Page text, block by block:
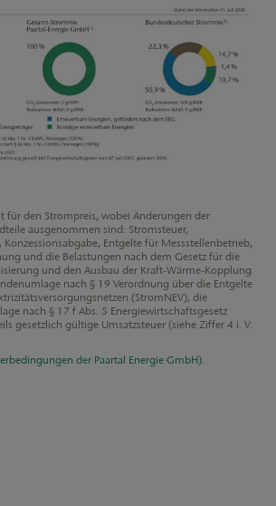
für den Strompreis, wobei Änderungen der
ausgenommen sind: Stromsteuer,
Entgelte für Messstellenbetrieb,
und die Belastungen nach dem Gesetz für die
und den Ausbau der Kraft-Wärme-Kopplung
nach § 19 Verordnung über die Entgelte
(StromNEV), die
nach § 17 f Abs. 5 Energiewirtschaftsgesetz
gesetzlich gültige Umsatzsteuer (siehe Ziffer 4 i. V.
der Paartal Energie GmbH).